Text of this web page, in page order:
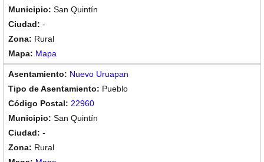
San Quintín
-
Rural
Mapa
Nuevo Uruapan
Pueblo
22960
San Quintín
-
Rural